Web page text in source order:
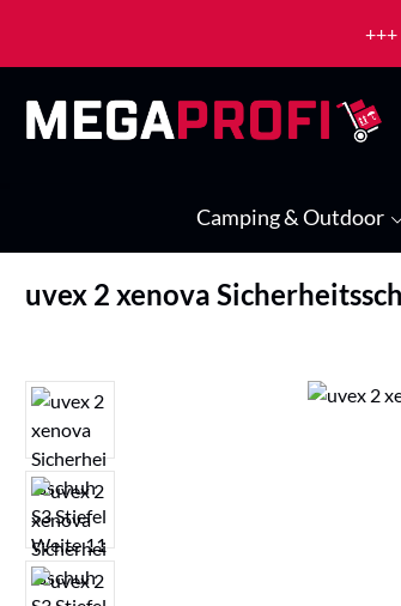
Camping & Outdoor
uvex 2 xenova
Bildergalerie überspringen